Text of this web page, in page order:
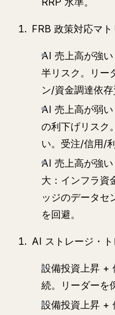
FRB 政策対応マト
AI 売上高が強
半リスク。リー
ン/資金調達依
AI 売上高が弱
の利下げリスク
い。受注/信用/
AI 売上高が強
大：インフラ資
ッジのデータセ
を回避。
AI ストレージ・
設備投資上昇 +
続。リーダーを
設備投資上昇 +